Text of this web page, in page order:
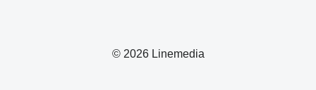
© 2026 Linemedia